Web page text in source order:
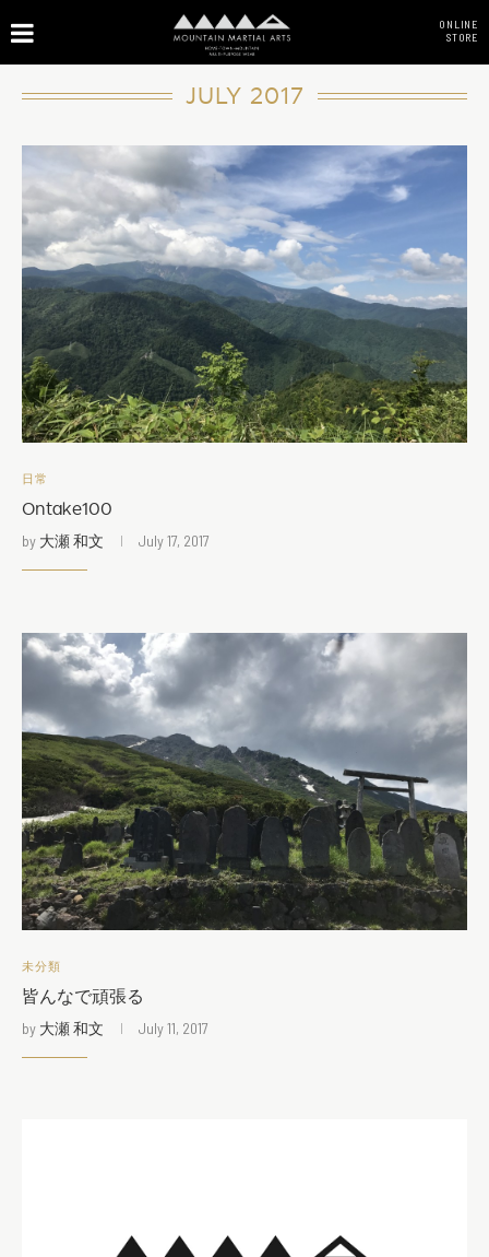
ONLINE
STORE
JULY 2017
日常
Ontake100
by 大瀬 和文 July 17, 2017
未分類
皆んなで頑張る
by 大瀬 和文 July 11, 2017